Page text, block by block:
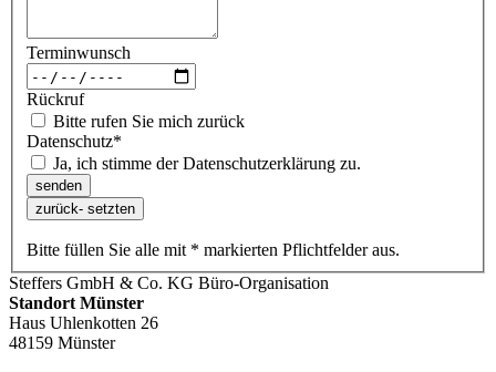
Terminwunsch
Rückruf
Bitte rufen Sie mich zurück
Datenschutz*
Ja, ich stimme der Datenschutzerklärung zu.
Bitte füllen Sie alle mit * markierten Pflichtfelder aus.
Steffers GmbH & Co. KG Büro-Organisation
Standort Münster
Haus Uhlenkotten 26
48159 Münster